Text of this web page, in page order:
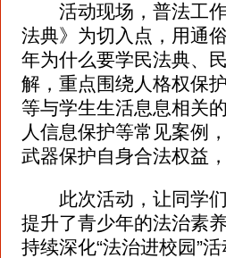
活动现场，普法工作
法典》为切入点，用通
年为什么要学民法典、
解，重点围绕人格权保
等与学生生活息息相关
人信息保护等常见案例
武器保护自身合法权益
此次活动，让同学们
提升了青少年的法治素
持续深化“法治进校园”